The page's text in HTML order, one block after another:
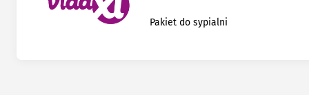
Pakiet do sypialni